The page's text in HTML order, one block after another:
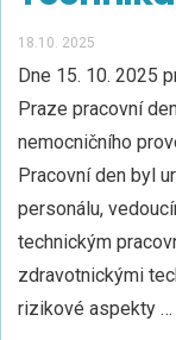
18.10. 2025
Dne 15. 10. 2025
Praze pracovní
nemocničního
Pracovní den byl
personálu,
technickým
zdravotnickými
rizikové aspekty …